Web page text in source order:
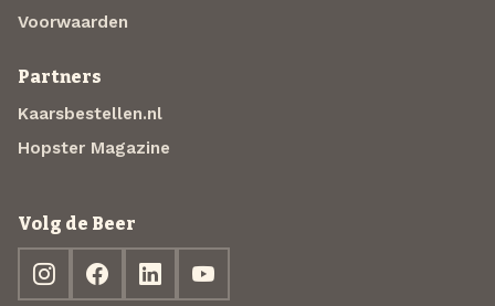
Voorwaarden
Partners
Kaarsbestellen.nl
Hopster Magazine
Volg de Beer